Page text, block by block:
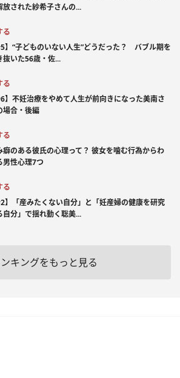
放された紗希子さんの...
る
】“子どものいない人生”どうだった？ バブル期を
抜いた56歳・佐...
る
】不妊治療をやめて人生が前向きになった美南さ
場合・後編
る
癖のある彼氏の心理って？ 彼女を噛む行為からわ
男性心理7つ
る
】「産みたくない自分」と「妊産婦の健康を研究
自分」で揺れ動く聡美...
キングをもっと見る